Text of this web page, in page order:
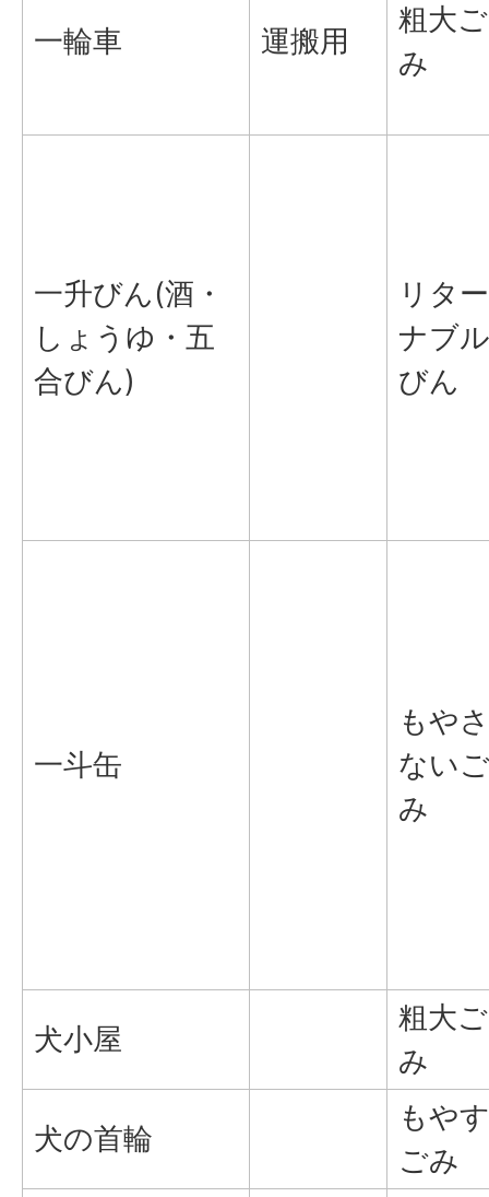
一輪車 運搬用
粗大ご
み
一升びん(酒・
しょうゆ・五
合びん)
リター
ナブル
びん
一斗缶
もやさ
ないご
み
犬小屋
粗大ご
み
犬の首輪
もやす
ごみ